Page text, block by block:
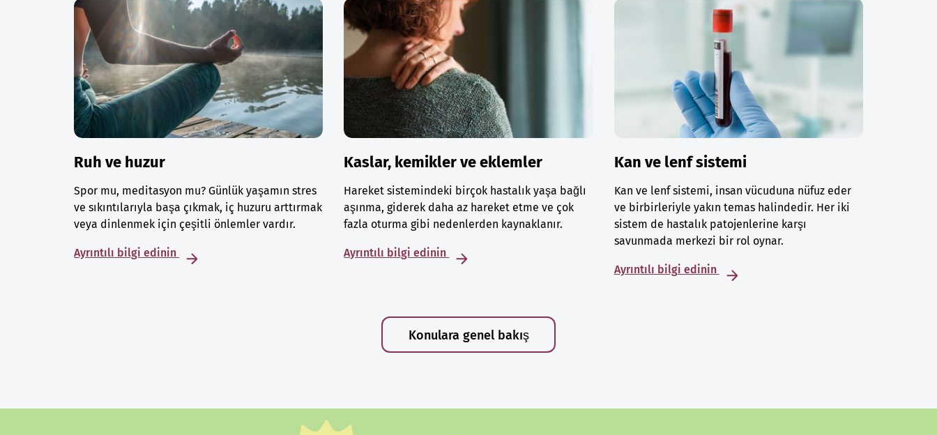
Ruh ve huzur
Spor mu, meditasyon mu? Günlük yaşamın stres
ve sıkıntılarıyla başa çıkmak, iç huzuru arttırmak
veya dinlenmek için çeşitli önlemler vardır.
Ayrıntılı bilgi edinin
Kaslar, kemikler ve eklemler
Hareket sistemindeki birçok hastalık yaşa bağlı
aşınma, giderek daha az hareket etme ve çok
fazla oturma gibi nedenlerden kaynaklanır.
Ayrıntılı bilgi edinin
Kan ve lenf sistemi
Kan ve lenf sistemi, insan vücuduna nüfuz eder
ve birbirleriyle yakın temas halindedir. Her iki
sistem de hastalık patojenlerine karşı
savunmada merkezi bir rol oynar.
Ayrıntılı bilgi edinin
Konulara genel bakış